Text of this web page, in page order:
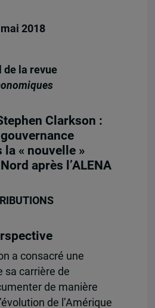
2018
de la revue
Clarkson :
« nouvelle »
après l’ALENA
a consacré une
sa carrière de
de manière
de l’Amérique